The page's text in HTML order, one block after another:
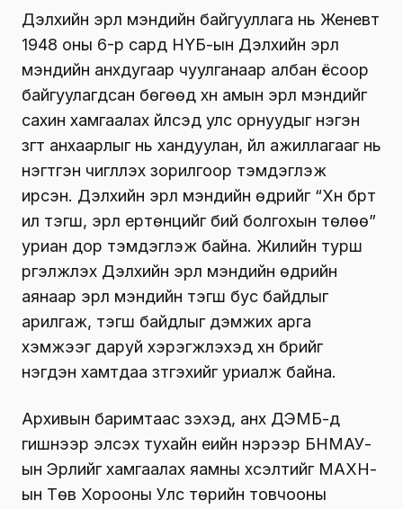
Дэлхийн эрүүл мэндийн байгууллага нь Женевт
1948 оны 6-р сард НҮБ-ын Дэлхийн эрүүл
мэндийн анхдугаар чуулганаар албан ёсоор
байгуулагдсан бөгөөд хүн амын эрүүл мэндийг
сахин хамгаалах үйлсэд улс орнуудыг нэгэн
зүгт анхаарлыг нь хандуулан, үйл ажиллагааг нь
нэгтгэн чиглүүлэх зорилгоор тэмдэглэж
ирсэн. Дэлхийн эрүүл мэндийн өдрийг “Хүн бүрт
илүү тэгш, эрүүл ертөнцийг бий болгохын төлөө”
уриан дор тэмдэглэж байна. Жилийн турш
үргэлжлэх Дэлхийн эрүүл мэндийн өдрийн
аянаар эрүүл мэндийн тэгш бус байдлыг
арилгаж, тэгш байдлыг дэмжих арга
хэмжээг даруй хэрэгжүүлэхэд хүн бүрийг
нэгдэн хамтдаа зүтгэхийг уриалж байна.
Архивын баримтаас үзэхэд, анх ДЭМБ-д
гишүүнээр элсэх тухайн үеийн нэрээр БНМАУ-
ын Эрүүлийг хамгаалах яамны хүсэлтийг МАХН-
ын Төв Хорооны Улс төрийн товчооны